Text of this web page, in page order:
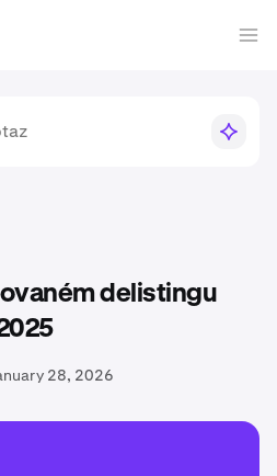
delistingu
28, 2026